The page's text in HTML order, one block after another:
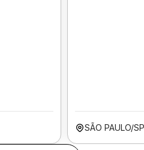
SÃO PAULO/SP